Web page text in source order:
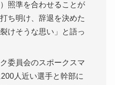
照準を合わせることが
ち明け、辞退を決めた
けそうな思い」と語っ
委員会のスポークスマ
人近い選手と幹部に